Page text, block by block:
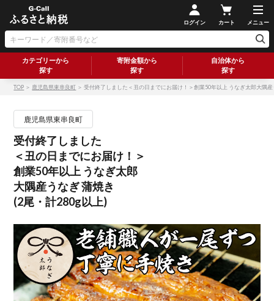
ログイン カート メニュー
カテゴリーから
探す
寄附金額から
探す
自治体から
探す
TOP ＞ 鹿児島県東串良町 ＞ 受付終了しました＜丑の日までにお届け！＞創業50年以上 うなぎ太郎大隅
鹿児島県東串良町
受付終了しました
＜丑の日までにお届け！＞
創業50年以上 うなぎ太郎
大隅産うなぎ 蒲焼き
(2尾・計280g以上)